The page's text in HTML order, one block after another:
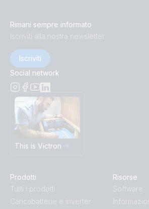
Rimani sempre informato
Iscriviti alla nostra newsletter
Iscriviti
Social network
This is Victron
Prodotti
Tutti i prodotti
Caricabatterie e inverter
Risorse
Software